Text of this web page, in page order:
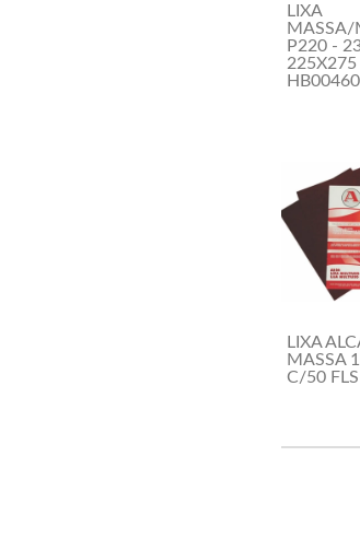
LIXA
MASSA/
P220 -
LIXA
MASSA
C/50